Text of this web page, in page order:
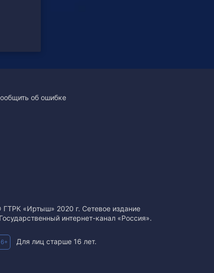
об ошибке
ГТРК «Иртыш» 2020 г. Сетевое издание
интернет-канал «Россия».
Для лиц старше 16 лет.